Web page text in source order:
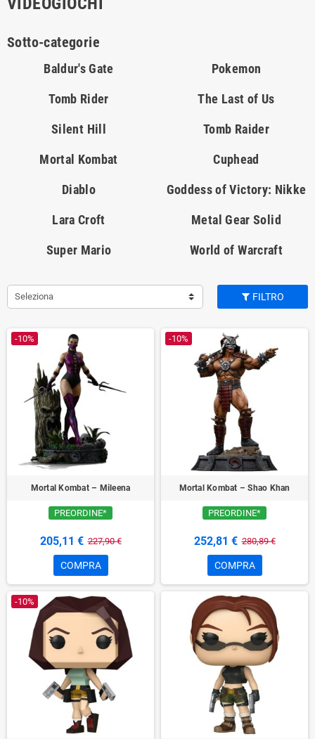
Sotto-categorie
Baldur's Gate Pokemon
Tomb Rider The Last of Us
Silent Hill Tomb Raider
Mortal Kombat Cuphead
Diablo Goddess of Victory: Nikke
Lara Croft Metal Gear Solid
Super Mario World of Warcraft
Seleziona FILTRO
-10%
Mortal Kombat – Mileena
PREORDINE*
205,11 € 227,90 €
COMPRA
-10%
Mortal Kombat – Shao Khan
PREORDINE*
252,81 € 280,89 €
COMPRA
-10%